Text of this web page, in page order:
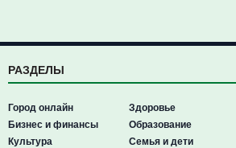
РАЗДЕЛЫ
Город онлайн
Бизнес и финансы
Культура
Здоровье
Образование
Семья и дети